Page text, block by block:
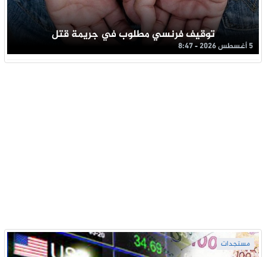
توقيف فرنسي مطلوب في جريمة قتل
5 أغسطس 2026 - 8:47
مستجدات